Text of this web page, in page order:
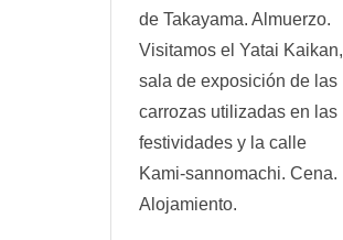
de Takayama. Almuerzo.
Visitamos el Yatai Kaikan,
sala de exposición de las
carrozas utilizadas en las
festividades y la calle
Kami-sannomachi. Cena.
Alojamiento.